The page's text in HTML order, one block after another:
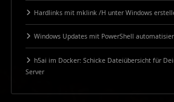
Hardlinks mit mklink /H unter Windows
Windows Updates mit PowerShell
h5ai im Docker: Schicke Dateiübersicht für
Server